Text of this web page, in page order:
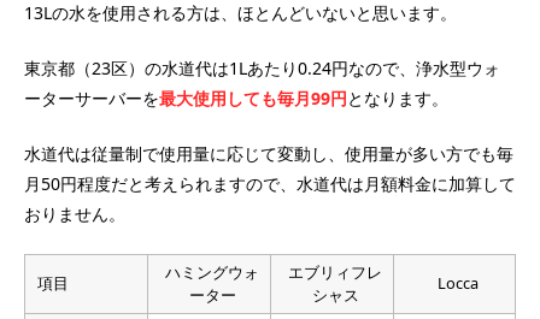
13Lの水を使用される方は、ほとんどいないと思います。
東京都（23区）の水道代は1Lあたり0.24円なので、浄水型ウォ
ーターサーバーを最大使用しても毎月99円となります。
水道代は従量制で使用量に応じて変動し、使用量が多い方でも毎
月50円程度だと考えられますので、水道代は月額料金に加算して
おりません。
項目
ハミングウォ
ーター
エブリィフレ
シャス
Locca